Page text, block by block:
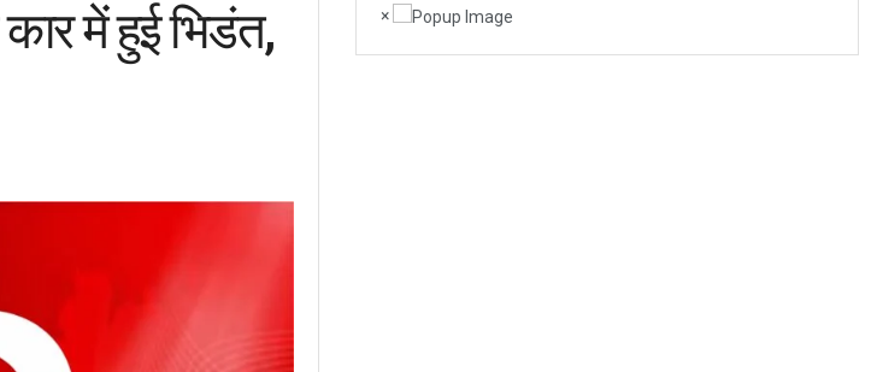
में हुई भिडंत,
×